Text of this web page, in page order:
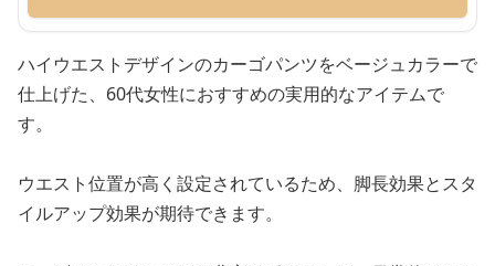
ハイウエストデザインのカーゴパンツをベージュカラーで
仕上げた、60代女性におすすめの実用的なアイテムで
す。
ウエスト位置が高く設定されているため、脚長効果とスタ
イルアップ効果が期待できます。